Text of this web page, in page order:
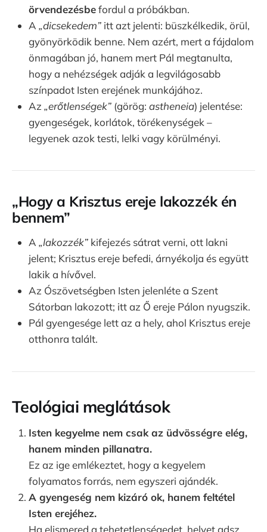
örvendezésbefordul a próbákban.
A „dicsekedem” itt azt jelenti: büszkélkedik, örül,
gyönyörködik benne. Nem azért, mert a fájdalom
önmagában jó, hanem mert Pál megtanulta,
hogy a nehézségek adják a legvilágosabb
színpadot Isten erejének munkájához.
Az „erőtlenségek” (görög: astheneia) jelentése:
gyengeségek, korlátok, törékenységek –
legyenek azok testi, lelki vagy körülményi.
„Hogy a Krisztus ereje lakozzék én
bennem”
A „lakozzék” kifejezés sátrat verni, ott lakni
jelent; Krisztus ereje befedi, árnyékolja és együtt
lakik a hívővel.
Az Ószövetségben Isten jelenléte a Szent
Sátorban lakozott; itt az Ő ereje Pálon nyugszik.
Pál gyengesége lett az a hely, ahol Krisztus ereje
otthonra talált.
Teológiai meglátások
Isten kegyelme nem csak az üdvösségre elég,
hanem minden pillanatra.
Ez az ige emlékeztet, hogy a kegyelem
folyamatos forrás, nem egyszeri ajándék.
A gyengeség nem kizáró ok, hanem feltétel
Isten erejéhez.
Ha elismered a tehetetlenségedet, helyet adsz